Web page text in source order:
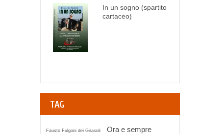
In un sogno (spartito
cartaceo)
TAG
Fausto Fulgoni dei Girasoli Ora e sempre